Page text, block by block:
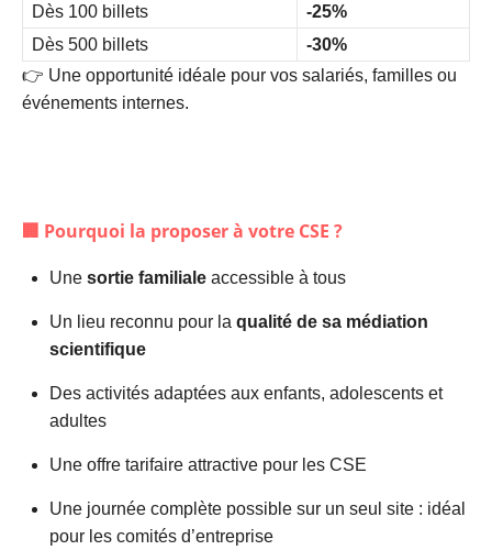
Dès 100 billets
-25%
Dès 500 billets
-30%
👉 Une opportunité idéale pour vos salariés, familles ou
événements internes.
🏢 Pourquoi la proposer à votre CSE ?
Une sortie familiale accessible à tous
Un lieu reconnu pour la qualité de sa médiation
scientifique
Des activités adaptées aux enfants, adolescents et
adultes
Une offre tarifaire attractive pour les CSE
Une journée complète possible sur un seul site : idéal
pour les comités d’entreprise